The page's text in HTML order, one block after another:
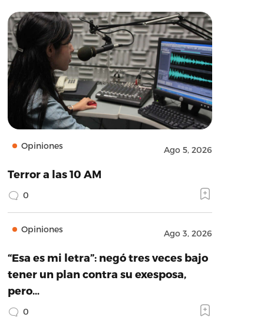
Opiniones Ago 5, 2026
Terror a las 10 AM
0
Opiniones Ago 3, 2026
“Esa es mi letra”: negó tres veces bajo
tener un plan contra su exesposa,
pero…
0